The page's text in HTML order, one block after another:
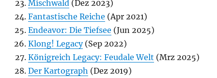
Mischwald (Dez 2023)
Fantastische Reiche (Apr 2021)
Endeavor: Die Tiefsee (Jun 2025)
Klong! Legacy(Sep 2022)
Königreich Legacy: Feudale Welt (Mrz 2025)
Der Kartograph (Dez 2019)